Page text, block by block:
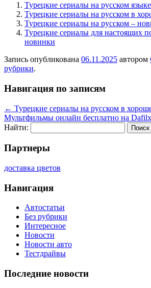
Турецкие сериалы на русском
Турецкие сериалы на русском в
Турецкие сериалы на русском –
Турецкие сериалы для настоящих
новинки
Запись опубликована 06.11.2025 автором
рубрики.
Навигация по записям
← Турецкие сериалы на русском в
Мультфильмы онлайн бесплатно на
Найти:
Партнеры
доставка цветов
Навигация
Автостатьи
Без рубрики
Интересное
Новости
Новости авто
Тестдрайвы
Последние новости